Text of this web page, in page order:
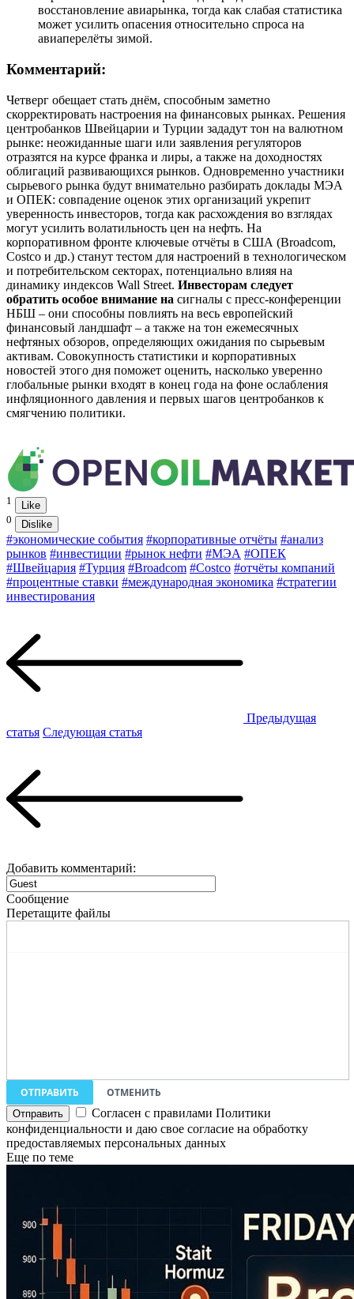
восстановление авиарынка, тогда как слабая статистика
может усилить опасения относительно спроса на
авиаперелёты зимой.
Комментарий:
Четверг обещает стать днём, способным заметно
скорректировать настроения на финансовых рынках. Решения
центробанков Швейцарии и Турции зададут тон на валютном
рынке: неожиданные шаги или заявления регуляторов
отразятся на курсе франка и лиры, а также на доходностях
облигаций развивающихся рынков. Одновременно участники
сырьевого рынка будут внимательно разбирать доклады МЭА
и ОПЕК: совпадение оценок этих организаций укрепит
уверенность инвесторов, тогда как расхождения во взглядах
могут усилить волатильность цен на нефть. На
корпоративном фронте ключевые отчёты в США (Broadcom,
Costco и др.) станут тестом для настроений в технологическом
и потребительском секторах, потенциально влияя на
динамику индексов Wall Street. Инвесторам следует
обратить особое внимание на сигналы с пресс-конференции
НБШ – они способны повлиять на весь европейский
финансовый ландшафт – а также на тон ежемесячных
нефтяных обзоров, определяющих ожидания по сырьевым
активам. Совокупность статистики и корпоративных
новостей этого дня поможет оценить, насколько уверенно
глобальные рынки входят в конец года на фоне ослабления
инфляционного давления и первых шагов центробанков к
смягчению политики.
1
Like
0
Dislike
#экономические события #корпоративные отчёты #анализ
рынков #инвестиции #рынок нефти #МЭА #ОПЕК
#Швейцария #Турция #Broadcom #Costco #отчёты компаний
#процентные ставки #международная экономика #стратегии
инвестирования
Предыдущая
статья Следующая статья
Добавить комментарий:
Сообщение
Перетащите файлы
ОТПРАВИТЬ
ОТМЕНИТЬ
Согласен с правилами Политики
конфиденциальности и даю свое согласие на обработку
предоставляемых персональных данных
Еще по теме